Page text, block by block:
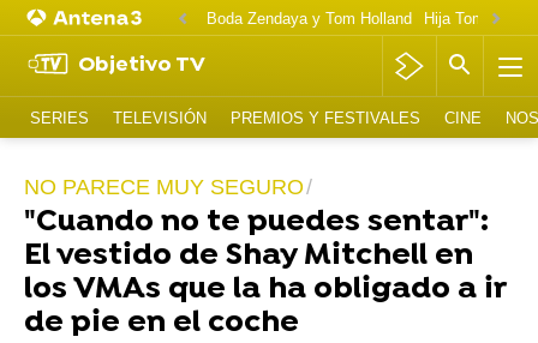
Boda Zendaya y Tom Holland Hija Tom
Objetivo TV
SERIES TELEVISIÓN PREMIOS Y FESTIVALES CINE
NO PARECE MUY SEGURO
"Cuando no te puedes sentar":
El vestido de Shay Mitchell en
los VMAs que la ha obligado a ir
de pie en el coche